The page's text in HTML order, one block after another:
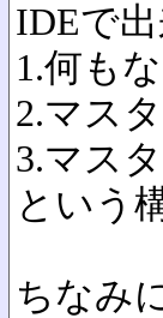
IDEで
1.何も
2.マス
3.マス
という
ちなみ